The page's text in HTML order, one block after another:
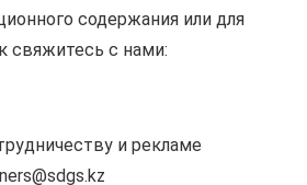
содержания или для
свяжитесь с нами:
и рекламе